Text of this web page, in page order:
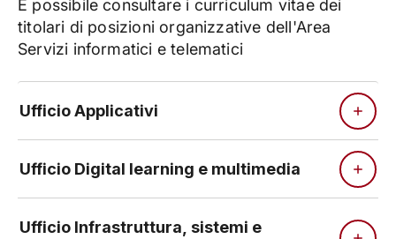
È possibile consultare i curriculum vitae dei
titolari di posizioni organizzative dell'Area
Servizi informatici e telematici
Ufficio Applicativi
Ufficio Digital learning e multimedia
Ufficio Infrastruttura, sistemi e